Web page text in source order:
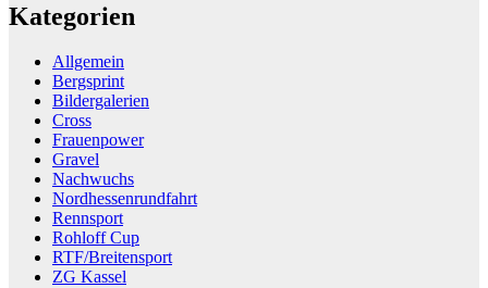
Kategorien
Allgemein
Bergsprint
Bildergalerien
Cross
Frauenpower
Gravel
Nachwuchs
Nordhessenrundfahrt
Rennsport
Rohloff Cup
RTF/Breitensport
ZG Kassel